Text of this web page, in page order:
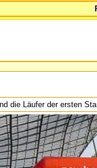
die Läufer der ersten